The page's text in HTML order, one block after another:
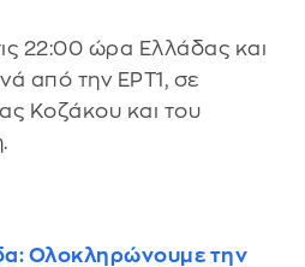
22:00 ώρα Ελλάδας και
από την ΕΡΤ1, σε
Κοζάκου και του
Ολοκληρώνουμε την